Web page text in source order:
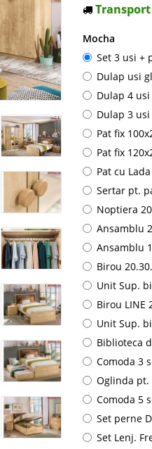
Transport
Mocha
Set 3 usi +
Dulap usi
Dulap 4 usi
Dulap 3 usi
Pat fix
Pat fix
Pat cu
Sertar pt.
Noptiera
Ansamblu
Ansamblu
Birou
Unit Sup.
Birou LINE
Unit Sup.
Biblioteca
Comoda 3
Oglinda pt.
Comoda 5
Set perne
Set Lenj.